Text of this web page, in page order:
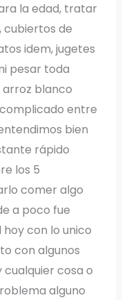
la edad, tratar
cubiertos de
idem, jugetes
pesar toda
arroz blanco
entre
bien
rápido
los 5
comer algo
a poco fue
con lo unico
con algunos
cosa o
alguno